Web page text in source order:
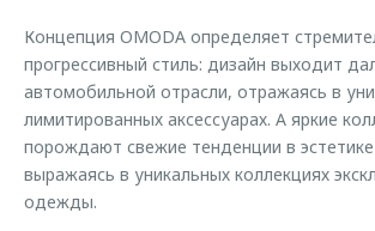
Концепция OMODA определяет
прогрессивный стиль: дизайн выходит
автомобильной отрасли, отражаясь в
лимитированных аксессуарах. А яркие
порождают свежие тенденции в
выражаясь в уникальных коллекциях
одежды.